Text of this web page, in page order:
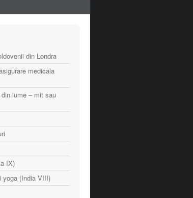
din Londra
medicala
lume – mit sau
IX)
yoga (India VIII)